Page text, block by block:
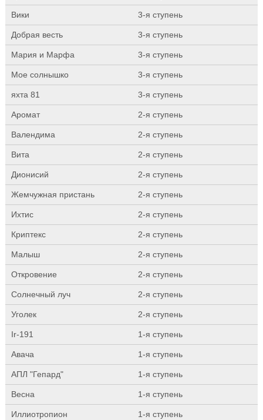
Вики 3-я ступень
Добрая весть 3-я ступень
Мария и Марфа 3-я ступень
Мое солнышко 3-я ступень
яхта 81 3-я ступень
Аромат 2-я ступень
Валендима 2-я ступень
Вита 2-я ступень
Дионисий 2-я ступень
Жемчужная пристань 2-я ступень
Ихтис 2-я ступень
Криптекс 2-я ступень
Малыш 2-я ступень
Откровение 2-я ступень
Солнечный луч 2-я ступень
Уголек 2-я ступень
Ir-191 1-я ступень
Авача 1-я ступень
АПЛ "Гепард" 1-я ступень
Весна 1-я ступень
Иллиотропион 1-я ступень